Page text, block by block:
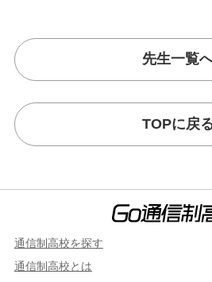
先生一覧
TOPに戻
通信制高校を探す
通信制高校とは